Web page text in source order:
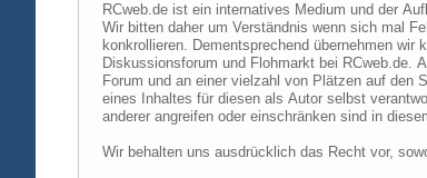
RCweb.de ist ein internatives Medium und der
Wir bitten daher um Verständnis wenn sich mal
konkrollieren. Dementsprechend übernehmen
Diskussionsforum und Flohmarkt bei RCweb.de.
Forum und an einer vielzahl von Plätzen auf den
eines Inhaltes für diesen als Autor selbst
anderer angreifen oder einschränken sind in
Wir behalten uns ausdrücklich das Recht vor,